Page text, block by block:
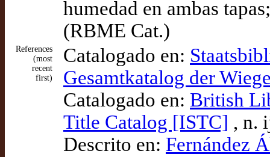
humedad en ambas
(RBME Cat.)
References
(most
recent
first)
Catalogado en:
Gesamtkatalog der
Catalogado en: British
Title Catalog [ISTC] , n.
Descrito en: Fernández